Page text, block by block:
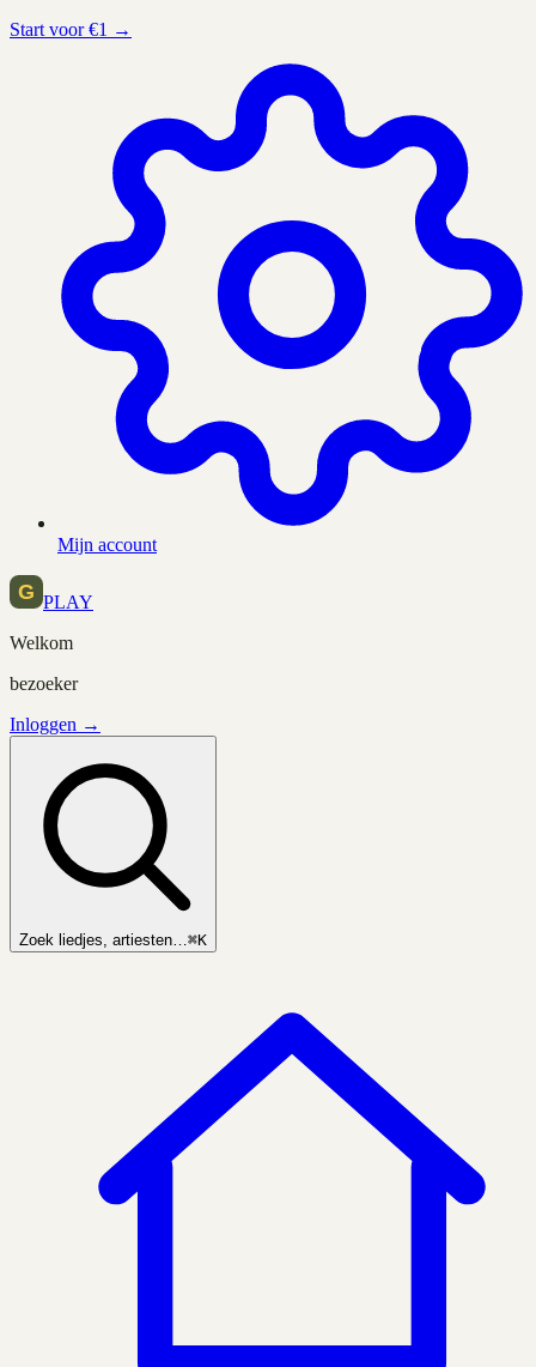
Start voor €1 →
Mijn account
PLAY
Welkom
bezoeker
Inloggen →
Zoek liedjes, artiesten…⌘K